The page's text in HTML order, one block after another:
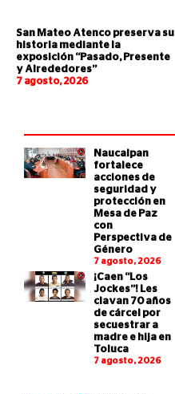
San Mateo Atenco preserva su
historia mediante la
exposición “Pasado, Presente
y Alrededores”
7 agosto, 2026
Naucalpan
fortalece
acciones de
seguridad y
protección en
Mesa de Paz
con
Perspectiva de
Género
7 agosto, 2026
¡Caen “Los
Jockes”! Les
clavan 70 años
de cárcel por
secuestrar a
madre e hija en
Toluca
7 agosto, 2026